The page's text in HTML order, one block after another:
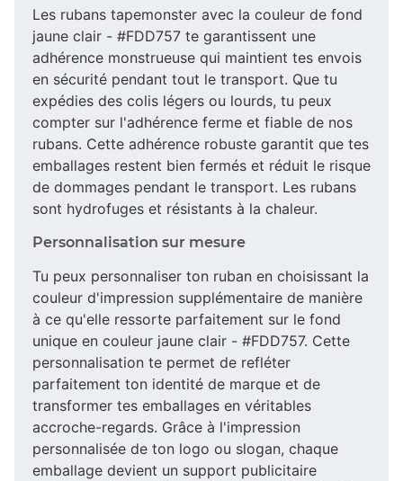
Les rubans tapemonster avec la couleur de fond
jaune clair - #FDD757 te garantissent une
adhérence monstrueuse qui maintient tes envois
en sécurité pendant tout le transport. Que tu
expédies des colis légers ou lourds, tu peux
compter sur l'adhérence ferme et fiable de nos
rubans. Cette adhérence robuste garantit que tes
emballages restent bien fermés et réduit le risque
de dommages pendant le transport. Les rubans
sont hydrofuges et résistants à la chaleur.
Personnalisation sur mesure
Tu peux personnaliser ton ruban en choisissant la
couleur d'impression supplémentaire de manière
à ce qu'elle ressorte parfaitement sur le fond
unique en couleur jaune clair - #FDD757. Cette
personnalisation te permet de refléter
parfaitement ton identité de marque et de
transformer tes emballages en véritables
accroche-regards. Grâce à l'impression
personnalisée de ton logo ou slogan, chaque
emballage devient un support publicitaire